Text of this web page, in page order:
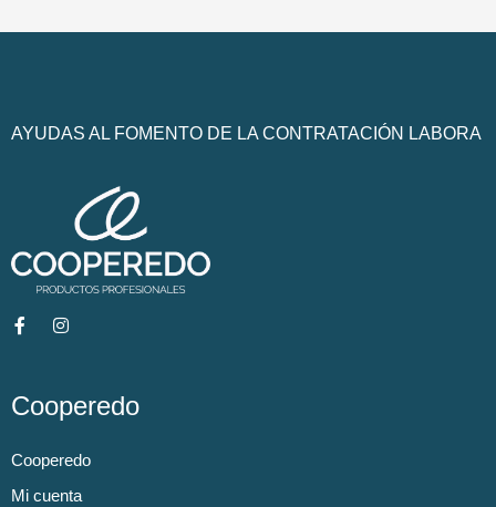
AYUDAS AL FOMENTO DE LA CONTRATACIÓN LABORA
Cooperedo
Cooperedo
Mi cuenta